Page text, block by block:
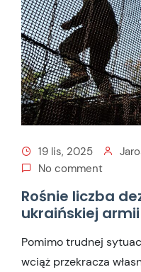
19 lis, 2025
No comment
Rośnie liczba
ukraińskiej armii
Pomimo trudnej
wciąż przekracza